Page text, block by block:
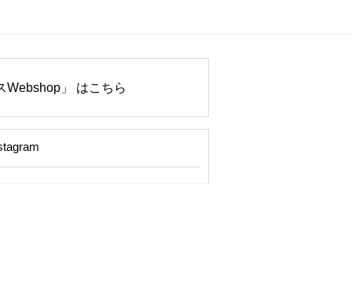
Webshop」 はこちら